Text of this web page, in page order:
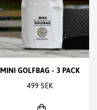
MINI GOLFBAG - 3 PACK
499 SEK